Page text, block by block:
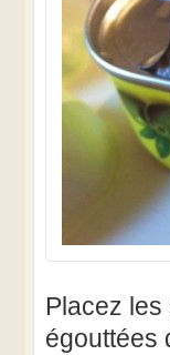
Placez
égouttées